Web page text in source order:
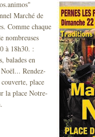
Marché de
Comme chaque
nombreuses
à 18h30. :
balades en
Rendez-
place
la place Notre-